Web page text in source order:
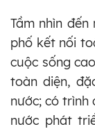
Tầm nhìn
phố kết nối
cuộc sống
toàn diện,
nước; có
nước phát